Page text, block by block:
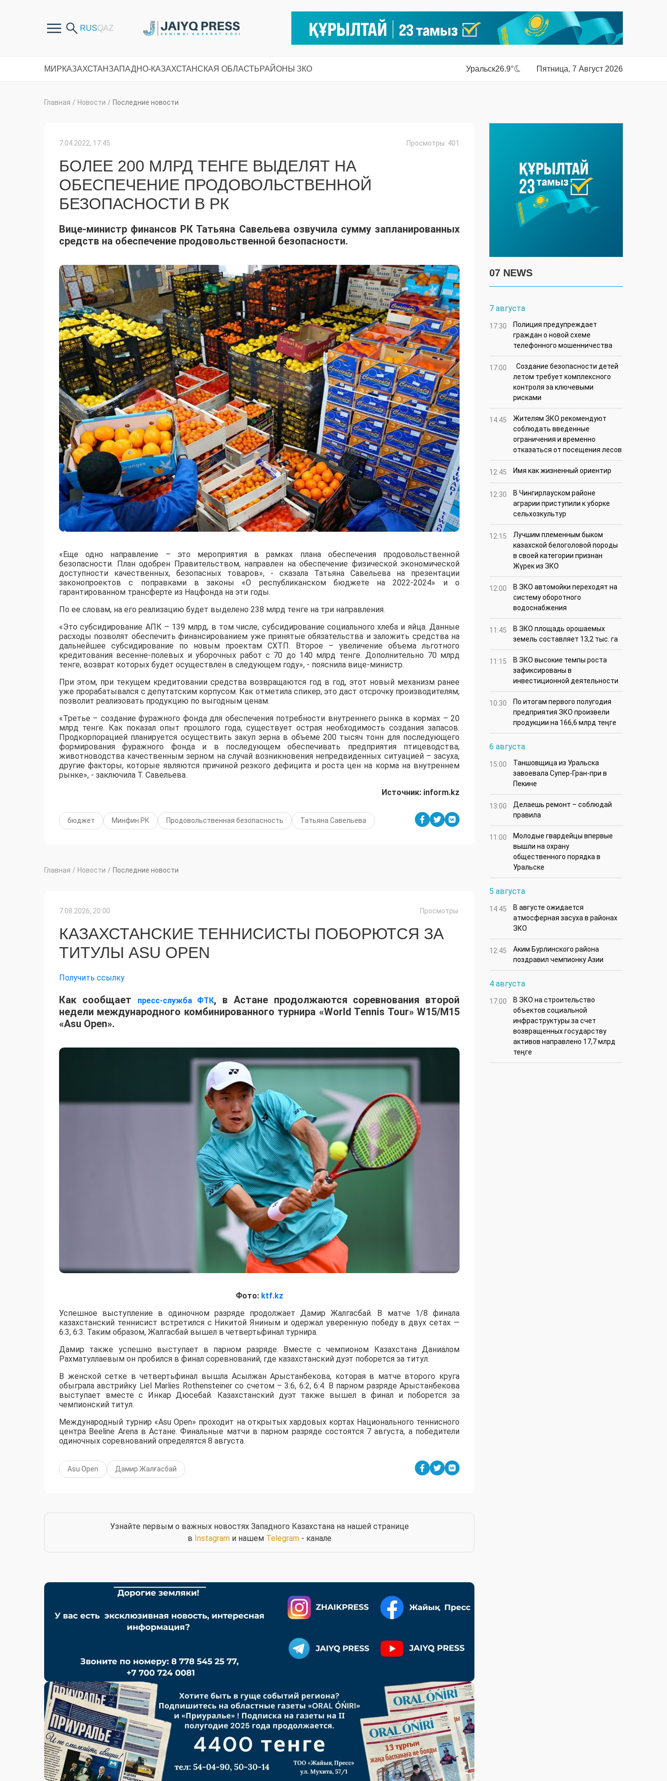
МИРКАЗАХСТАНЗАПАДНО-КАЗАХСТАНСКАЯ ОБЛАСТЬРАЙОНЫ ЗКО Уральск26.9° Пятница, 7 Август 2026
Главная / Новости / Последние новости
7.04.2022, 17:45 Просмотры: 401
БОЛЕЕ 200 МЛРД ТЕНГЕ ВЫДЕЛЯТ НА
ОБЕСПЕЧЕНИЕ ПРОДОВОЛЬСТВЕННОЙ
БЕЗОПАСНОСТИ В РК
Вице-министр финансов РК Татьяна Савельева озвучила сумму запланированных
средств на обеспечение продовольственной безопасности.
«Еще одно направление – это мероприятия в рамках плана обеспечения продовольственной
безопасности. План одобрен Правительством, направлен на обеспечение физической экономической
доступности качественных, безопасных товаров», - сказала Татьяна Савельева на презентации
законопроектов с поправками в законы «О республиканском бюджете на 2022-2024» и о
гарантированном трансферте из Нацфонда на эти годы.
По ее словам, на его реализацию будет выделено 238 млрд тенге на три направления.
«Это субсидирование АПК – 139 млрд, в том числе, субсидирование социального хлеба и яйца. Данные
расходы позволят обеспечить финансированием уже принятые обязательства и заложить средства на
дальнейшее субсидирование по новым проектам СХТП. Второе – увеличение объема льготного
кредитования весенне-полевых и уборочных работ с 70 до 140 млрд тенге. Дополнительно 70 млрд
тенге, возврат которых будет осуществлен в следующем году», - пояснила вице-министр.
При этом, при текущем кредитовании средства возвращаются год в год, этот новый механизм ранее
уже прорабатывался с депутатским корпусом. Как отметила спикер, это даст отсрочку производителям,
позволит реализовать продукцию по выгодным ценам.
«Третье – создание фуражного фонда для обеспечения потребности внутреннего рынка в кормах – 20
млрд тенге. Как показал опыт прошлого года, существует острая необходимость создания запасов.
Продкорпорацией планируется осуществить закуп зерна в объеме 200 тысяч тонн для последующего
формирования фуражного фонда и в последующем обеспечивать предприятия птицеводства,
животноводства качественным зерном на случай возникновения непредвиденных ситуацией – засуха,
другие факторы, которые являются причиной резкого дефицита и роста цен на корма на внутреннем
рынке», - заключила Т. Савельева.
Источник: inform.kz
бюджет Минфин РК Продовольственная безопасность Татьяна Савельева
Главная / Новости / Последние новости
7.08.2026, 20:00 Просмотры:
КАЗАХСТАНСКИЕ ТЕННИСИСТЫ ПОБОРЮТСЯ ЗА
ТИТУЛЫ ASU OPEN
Получить ссылку
Как сообщает пресс-служба ФТК, в Астане продолжаются соревнования второй
недели международного комбинированного турнира «World Tennis Tour» W15/M15
«Asu Open».
Фото: ktf.kz
Успешное выступление в одиночном разряде продолжает Дамир Жалгасбай. В матче 1/8 финала
казахстанский теннисист встретился с Никитой Яниным и одержал уверенную победу в двух сетах —
6:3, 6:3. Таким образом, Жалгасбай вышел в четвертьфинал турнира.
Дамир также успешно выступает в парном разряде. Вместе с чемпионом Казахстана Даниалом
Рахматуллаевым он пробился в финал соревнований, где казахстанский дуэт поборется за титул.
В женской сетке в четвертьфинал вышла Асылжан Арыстанбекова, которая в матче второго круга
обыграла австрийку Liel Marlies Rothensteiner со счетом – 3:6, 6:2, 6:4. В парном разряде Арыстанбекова
выступает вместе с Инкар Дюсебай. Казахстанский дуэт также вышел в финал и поборется за
чемпионский титул.
Международный турнир «Asu Open» проходит на открытых хардовых кортах Национального теннисного
центра Beeline Arena в Астане. Финальные матчи в парном разряде состоятся 7 августа, а победители
одиночных соревнований определятся 8 августа.
Asu Open Дамир Жалғасбай
Узнайте первым о важных новостях Западного Казахстана на нашей странице
в Instagramи нашем Telegram- канале
07 NEWS
7 августа
17:30
Полиция предупреждает
граждан о новой схеме
телефонного мошенничества
17:00
Создание безопасности детей
летом требует комплексного
контроля за ключевыми
рисками
14:45
Жителям ЗКО рекомендуют
соблюдать введенные
ограничения и временно
отказаться от посещения лесов
12:45 Имя как жизненный ориентир
12:30
В Чингирлауском районе
аграрии приступили к уборке
сельхозкультур
12:15
Лучшим племенным быком
казахской белоголовой породы
в своей категории признан
Жүрек из ЗКО
12:00
В ЗКО автомойки переходят на
систему оборотного
водоснабжения
11:45
В ЗКО площадь орошаемых
земель составляет 13,2 тыс. га
11:15
В ЗКО высокие темпы роста
зафиксированы в
инвестиционной деятельности
10:30
По итогам первого полугодия
предприятия ЗКО произвели
продукции на 166,6 млрд теңге
6 августа
15:00
Таншовщица из Уральска
завоевала Супер-Гран-при в
Пекине
13:00
Делаешь ремонт – соблюдай
правила
11:00
Молодые гвардейцы впервые
вышли на охрану
общественного порядка в
Уральске
5 августа
14:45
В августе ожидается
атмосферная засуха в районах
ЗКО
12:45
Аким Бурлинского района
поздравил чемпионку Азии
4 августа
17:00
В ЗКО на строительство
объектов социальной
инфраструктуры за счет
возвращенных государству
активов направлено 17,7 млрд
теңге